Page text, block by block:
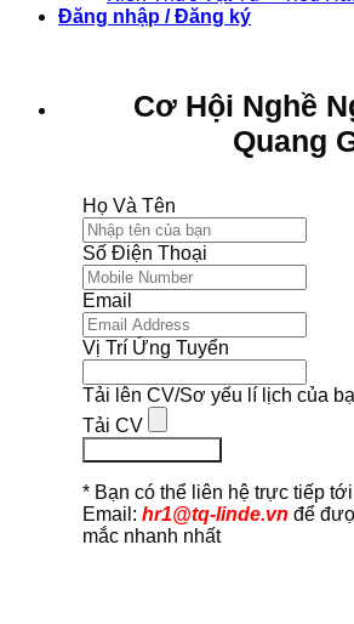
Đăng nhập / Đăng ký
Cơ Hội Nghề
Quang
Họ Và Tên
Số Điện Thoại
Email
Vị Trí Ứng Tuyển
Tải lên CV/Sơ yếu lí lịch của
Tải CV
* Bạn có thể liên hệ trực tiếp tới
Email: hr1@tq-linde.vn để
mắc nhanh nhất